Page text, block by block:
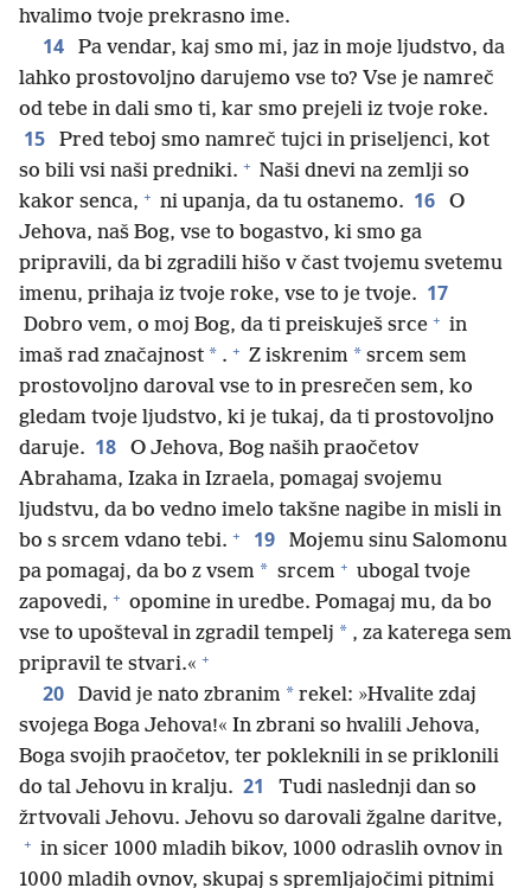
hvalimo tvoje prekrasno ime.
14
Pa vendar, kaj smo mi, jaz in moje ljudstvo, da
lahko prostovoljno darujemo vse to? Vse je namreč
od tebe in dali smo ti, kar smo prejeli iz tvoje roke.
15
Pred teboj smo namreč tujci in priseljenci, kot
so bili vsi naši predniki. + Naši dnevi na zemlji so
kakor senca, + ni upanja, da tu ostanemo. 16
O
Jehova, naš Bog, vse to bogastvo, ki smo ga
pripravili, da bi zgradili hišo v čast tvojemu svetemu
imenu, prihaja iz tvoje roke, vse to je tvoje. 17
Dobro vem, o moj Bog, da ti preiskuješ srce + in
imaš rad značajnost * . + Z iskrenim * srcem sem
prostovoljno daroval vse to in presrečen sem, ko
gledam tvoje ljudstvo, ki je tukaj, da ti prostovoljno
daruje. 18
O Jehova, Bog naših praočetov
Abrahama, Izaka in Izraela, pomagaj svojemu
ljudstvu, da bo vedno imelo takšne nagibe in misli in
bo s srcem vdano tebi. + 19
Mojemu sinu Salomonu
pa pomagaj, da bo z vsem * srcem + ubogal tvoje
zapovedi, + opomine in uredbe. Pomagaj mu, da bo
vse to upošteval in zgradil tempelj * , za katerega sem
pripravil te stvari.« +
20 David je nato zbranim * rekel: »Hvalite zdaj
svojega Boga Jehova!« In zbrani so hvalili Jehova,
Boga svojih praočetov, ter pokleknili in se priklonili
do tal Jehovu in kralju. 21
Tudi naslednji dan so
žrtvovali Jehovu. Jehovu so darovali žgalne daritve,
+ in sicer 1000 mladih bikov, 1000 odraslih ovnov in
1000 mladih ovnov, skupaj s spremljajočimi pitnimi